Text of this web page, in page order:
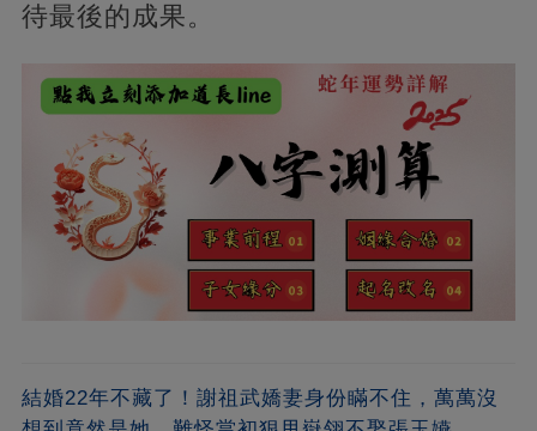
待最後的成果。
結婚22年不藏了！謝祖武嬌妻身份瞞不住，萬萬沒